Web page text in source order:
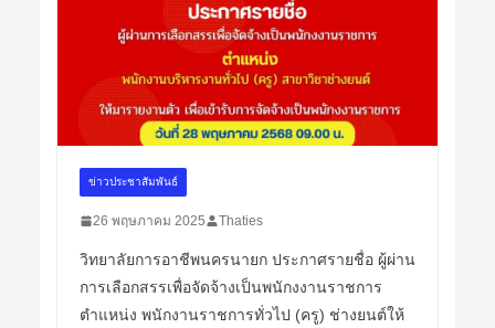
ข่าวประชาสัมพันธ์
26 พฤษภาคม 2025 Thaties
วิทยาลัยการอาชีพนครนายก ประกาศรายชื่อ ผู้ผ่าน
การเลือกสรรเพื่อจัดจ้างเป็นพนักงงานราชการ
ตำแหน่ง พนักงานราชการทั่วไป (ครู) ช่างยนต์ให้